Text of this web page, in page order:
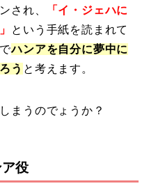
され、
「イ・ジェハに
という手紙を読まれて
ハンアを自分に夢中に
う と考えます。
まうのでょうか？
役